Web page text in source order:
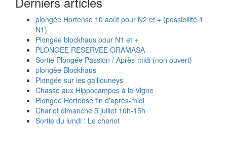
plongée Hortense 10 août pour N2 et + (possibilité 1
N1)
Plongée blockhaus pour N1 et +
PLONGEE RESERVEE GRAMASA
Sortie Plongée Passion / Après-midi (non ouvert)
plongée Blockhaus
Plongée sur les gaillouneys
Chasse aux Hippocampes à la Vigne
Plongée Hortense fin d'après-midi
Chariot dimanche 5 juillet 10h-15h
Sortie du lundi : Le chariot